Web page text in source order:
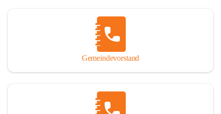
Gemeindevorstand